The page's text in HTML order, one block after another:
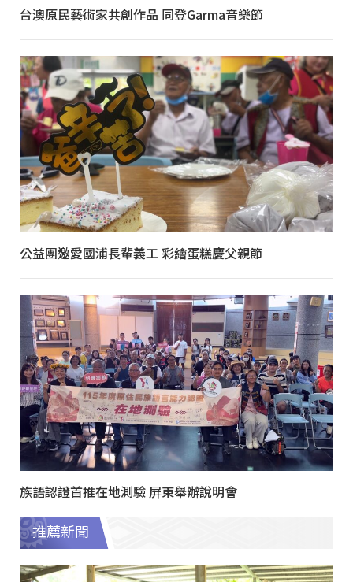
台澳原民藝術家共創作品 同登Garma音樂節
公益團邀愛國浦長輩義工 彩繪蛋糕慶父親節
族語認證首推在地測驗 屏東舉辦說明會
推薦新聞